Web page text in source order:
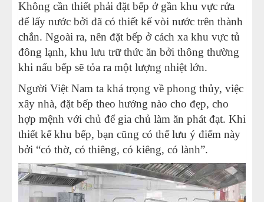
Không cần thiết phải đặt bếp ở gần khu vực rửa
để lấy nước bởi đã có thiết kế vòi nước trên thành
chắn. Ngoài ra, nên đặt bếp ở cách xa khu vực tủ
đông lạnh, khu lưu trữ thức ăn bởi thông thường
khi nấu bếp sẽ tỏa ra một lượng nhiệt lớn.
Người Việt Nam ta khá trọng về phong thủy, việc
xây nhà, đặt bếp theo hướng nào cho đẹp, cho
hợp mệnh với chủ để gia chủ làm ăn phát đạt. Khi
thiết kế khu bếp, bạn cũng có thể lưu ý điểm này
bởi “có thờ, có thiêng, có kiêng, có lành”.